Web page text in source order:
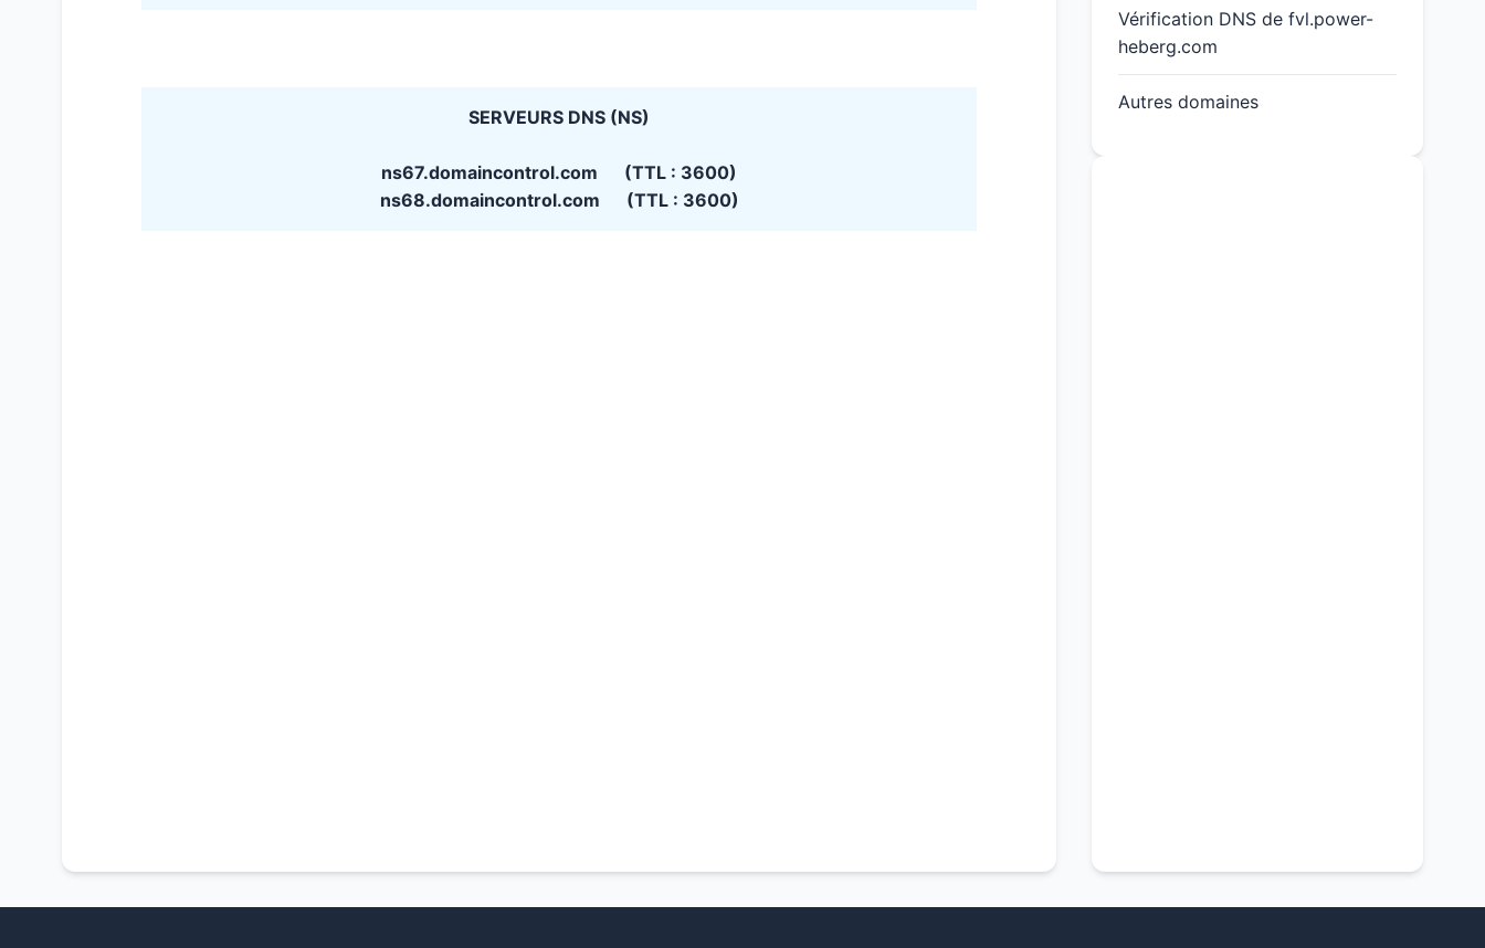
SERVEURS DNS (NS)
ns67.domaincontrol.com (TTL : 3600)
ns68.domaincontrol.com (TTL : 3600)
Vérification DNS de fvl.power-
heberg.com
Autres domaines